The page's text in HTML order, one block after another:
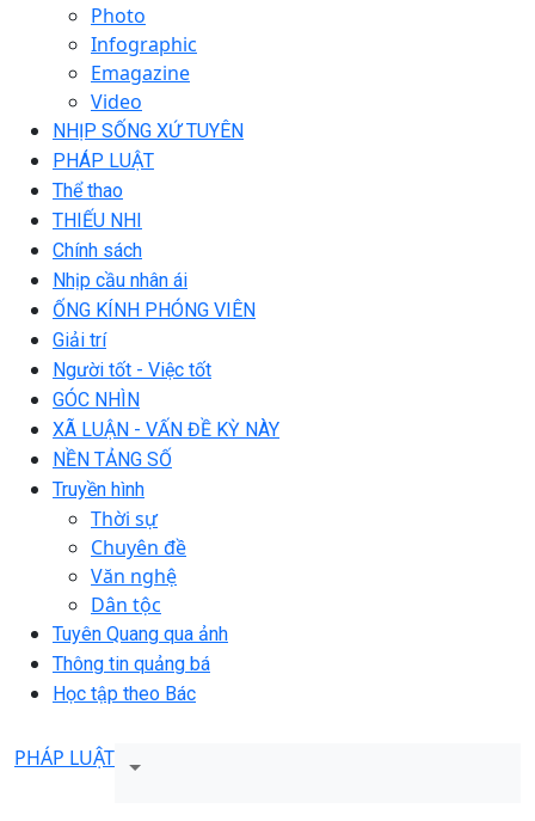
Photo
Infographic
Emagazine
Video
NHỊP SỐNG XỨ TUYÊN
PHÁP LUẬT
Thể thao
THIẾU NHI
Chính sách
Nhịp cầu nhân ái
ỐNG KÍNH PHÓNG VIÊN
Giải trí
Người tốt - Việc tốt
GÓC NHÌN
XÃ LUẬN - VẤN ĐỀ KỲ NÀY
NỀN TẢNG SỐ
Truyền hình
Thời sự
Chuyên đề
Văn nghệ
Dân tộc
Tuyên Quang qua ảnh
Thông tin quảng bá
Học tập theo Bác
PHÁP LUẬT